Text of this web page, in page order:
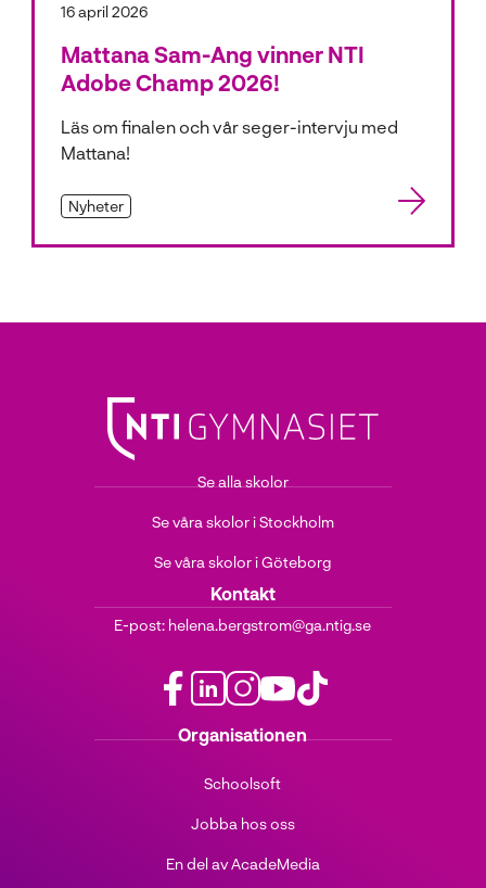
16 april 2026
Mattana Sam-Ang vinner NTI
Adobe Champ 2026!
Läs om finalen och vår seger-intervju med
Mattana!
Nyheter
Se alla skolor
Se våra skolor i Stockholm
Se våra skolor i Göteborg
Kontakt
E-post: helena.bergstrom@ga.ntig.se
a
k
i
k
d
i
n
n
t
g
a
o
t
b
(
i
ö
Organisationen
Schoolsoft
Jobba hos oss
En del av AcadeMedia